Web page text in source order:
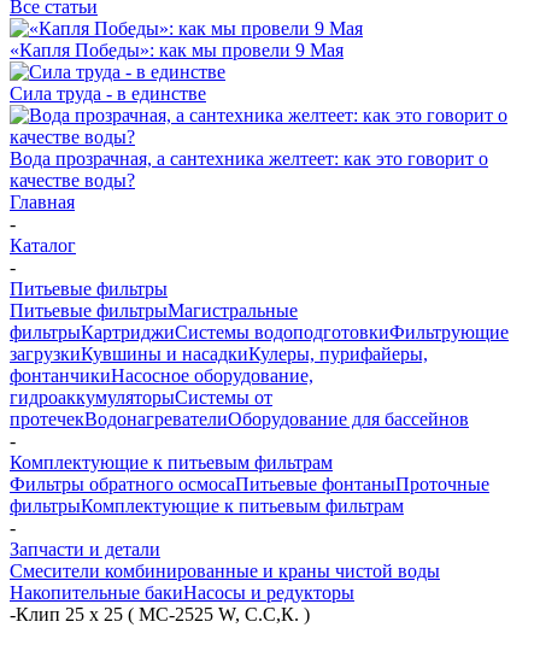
Все статьи
«Капля Победы»: как мы провели 9 Мая
Сила труда - в единстве
Вода прозрачная, а сантехника желтеет: как это говорит о
качестве воды?
Главная
-
Каталог
-
Питьевые фильтры
Питьевые фильтрыМагистральные
фильтрыКартриджиСистемы водоподготовкиФильтрующие
загрузкиКувшины и насадкиКулеры, пурифайеры,
фонтанчикиНасосное оборудование,
гидроаккумуляторыСистемы от
протечекВодонагревателиОборудование для бассейнов
-
Комплектующие к питьевым фильтрам
Фильтры обратного осмосаПитьевые фонтаныПроточные
фильтрыКомплектующие к питьевым фильтрам
-
Запчасти и детали
Смесители комбинированные и краны чистой воды
Накопительные бакиНасосы и редукторы
-Клип 25 х 25 ( MC-2525 W, С.С,К. )